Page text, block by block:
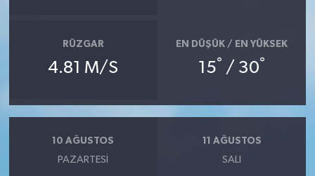
RÜZGAR
4.81 M/S
EN DÜŞÜK / EN YÜKSEK
15° / 30°
10 AĞUSTOS
PAZARTESI
11 AĞUSTOS
SALI